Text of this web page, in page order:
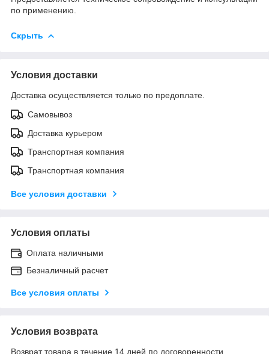
по применению.
Скрыть
Условия доставки
Доставка осуществляется только по предоплате.
Самовывоз
Доставка курьером
Транспортная компания
Транспортная компания
Все условия доставки
Условия оплаты
Оплата наличными
Безналичный расчет
Все условия оплаты
Условия возврата
Возврат товара в течение 14 дней по договоренности